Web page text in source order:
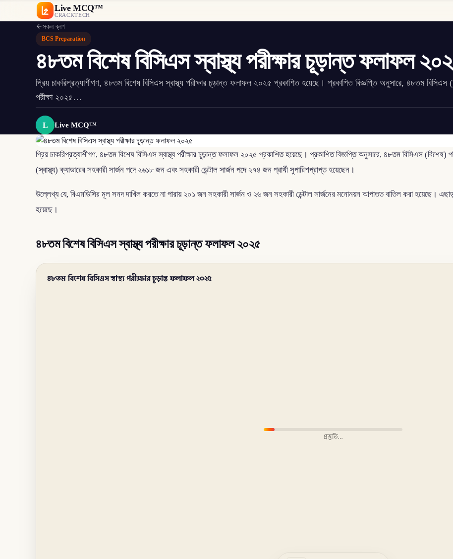
Live MCQ™
CRACKTECH
সকল ব্লগ
BCS Preparation
৪৮তম বিশেষ বিসিএস স্বাস্থ্য পরীক্ষার চূড়ান্ত ফলাফল
প্রিয় চাকরিপ্রত্যাশীগণ, ৪৮তম বিশেষ বিসিএস স্বাস্থ্য পরীক্ষার চূড়ান্ত ফলাফল ২০২৫ প্রকাশিত হয়েছে। প্রকাশিত বিজ্ঞপ্তি অনুসারে, ৪৮তম বিসিএস
পরীক্ষা ২০২৫…
L Live MCQ™
প্রিয় চাকরিপ্রত্যাশীগণ, ৪৮তম বিশেষ বিসিএস স্বাস্থ্য পরীক্ষার চূড়ান্ত ফলাফল ২০২৫ প্রকাশিত হয়েছে। প্রকাশিত বিজ্ঞপ্তি অনুসারে, ৪৮তম বিসিএস (বিশেষ)
(স্বাস্থ্য) ক্যাডারের সহকারী সার্জন পদে ২৬১৮ জন এবং সহকারী ডেন্টাল সার্জন পদে ২৭৪ জন প্রার্থী সুপারিশপ্রাপ্ত হয়েছেন।
উল্লেখ্য যে, বিএমডিসির মূল সনদ দাখিল করতে না পারায় ২০১ জন সহকারী সার্জন ও ২৬ জন সহকারী ডেন্টাল সার্জনের মনোনয়ন আপাতত বাতিল করা হয়েছে।
হয়েছে।
৪৮তম বিশেষ বিসিএস স্বাস্থ্য পরীক্ষার চূড়ান্ত ফলাফল ২০২৫
৪৮তম বিশেষ বিসিএস স্বাস্থ্য পরীক্ষার চূড়ান্ত ফলাফল ২০২৫
প্রস্তুতি…